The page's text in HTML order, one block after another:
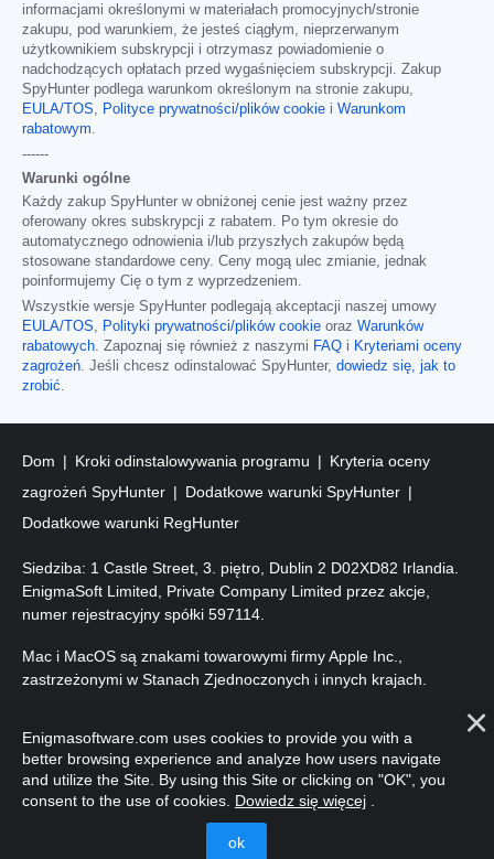
informacjami określonymi w materiałach promocyjnych/stronie
zakupu, pod warunkiem, że jesteś ciągłym, nieprzerwanym
użytkownikiem subskrypcji i otrzymasz powiadomienie o
nadchodzących opłatach przed wygaśnięciem subskrypcji. Zakup
SpyHunter podlega warunkom określonym na stronie zakupu,
EULA/TOS, Polityce prywatności/plików cookie i Warunkom
rabatowym.
------
Warunki ogólne
Każdy zakup SpyHunter w obniżonej cenie jest ważny przez
oferowany okres subskrypcji z rabatem. Po tym okresie do
automatycznego odnowienia i/lub przyszłych zakupów będą
stosowane standardowe ceny. Ceny mogą ulec zmianie, jednak
poinformujemy Cię o tym z wyprzedzeniem.
Wszystkie wersje SpyHunter podlegają akceptacji naszej umowy
EULA/TOS, Polityki prywatności/plików cookie oraz Warunków
rabatowych. Zapoznaj się również z naszymi FAQ i Kryteriami oceny
zagrożeń. Jeśli chcesz odinstalować SpyHunter, dowiedz się, jak to
zrobić.
Dom Kroki odinstalowywania programu
Kryteria oceny
zagrożeń SpyHunter
Dodatkowe warunki SpyHunter
Dodatkowe warunki RegHunter
Siedziba: 1 Castle Street, 3. piętro, Dublin 2 D02XD82 Irlandia.
EnigmaSoft Limited, Private Company Limited przez akcje,
numer rejestracyjny spółki 597114.
Mac i MacOS są znakami towarowymi firmy Apple Inc.,
zastrzeżonymi w Stanach Zjednoczonych i innych krajach.
zastrzeżone.
Enigmasoftware.com uses cookies to provide you with a
better browsing experience and analyze how users navigate
and utilize the Site. By using this Site or clicking on "OK", you
consent to the use of cookies. Dowiedz się więcej